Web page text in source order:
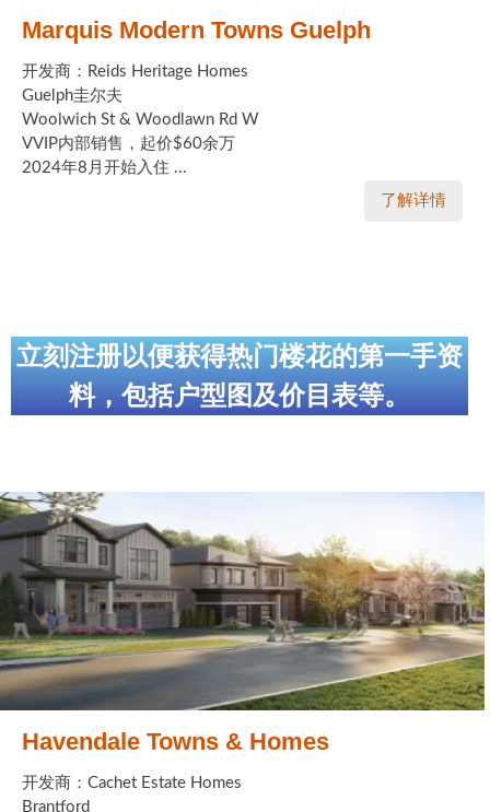
Marquis Modern Towns Guelph
开发商：Reids Heritage Homes
Guelph圭尔夫
Woolwich St & Woodlawn Rd W
VVIP内部销售，起价$60余万
2024年8月开始入住 ...
了解详情
立刻注册以便获得热门楼花的第一手资
料，包括户型图及价目表等。
Havendale Towns & Homes
开发商：Cachet Estate Homes
Brantford